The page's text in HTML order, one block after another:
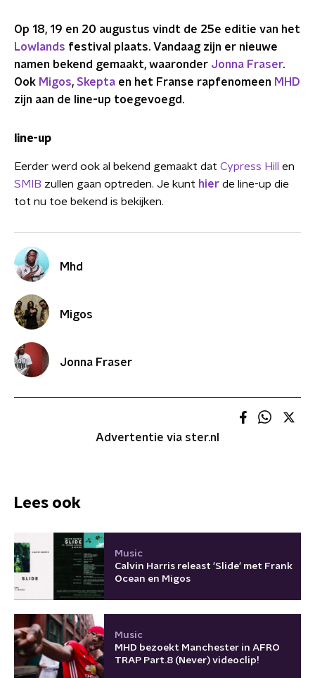
Op 18, 19 en 20 augustus vindt de 25e editie van het
Lowlands festival plaats. Vandaag zijn er nieuwe
namen bekend gemaakt, waaronder Jonna Fraser.
Ook Migos, Skepta en het Franse rapfenomeen MHD
zijn aan de line-up toegevoegd.
line-up
Eerder werd ook al bekend gemaakt dat Cypress Hill
en
SMIB zullen gaan optreden. Je kunt hier de line-up die
tot nu toe bekend is bekijken.
Mhd
Migos
Jonna Fraser
Advertentie via ster.nl
Lees ook
Music
Calvin Harris releast 'Slide' met Frank
Ocean en Migos
Music
MHD bezoekt Manchester in AFRO
TRAP Part.8 (Never) videoclip!